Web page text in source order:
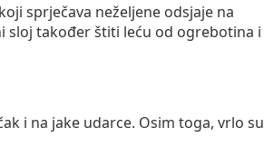
sprječava neželjene odsjaje na
sloj također štiti leću od ogrebotina i
i na jake udarce. Osim toga, vrlo su